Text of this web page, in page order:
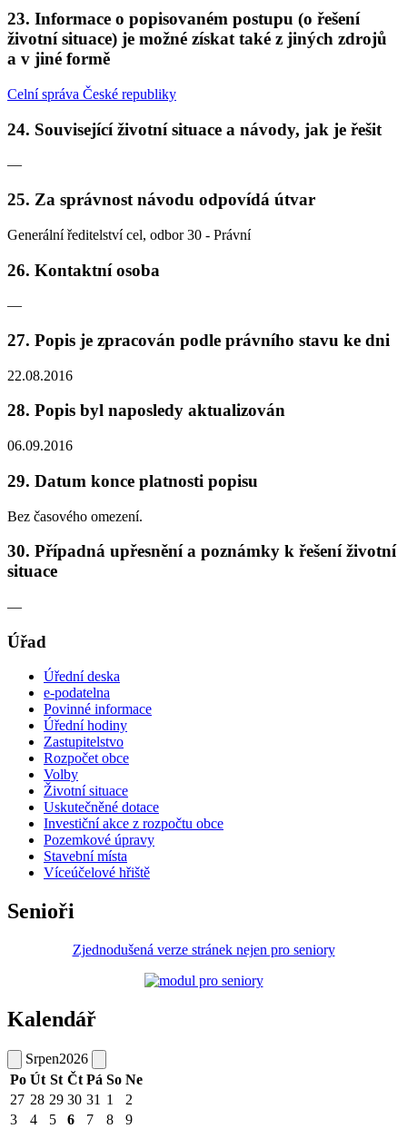
23. Informace o popisovaném postupu (o řešení
životní situace) je možné získat také z jiných zdrojů
a v jiné formě
Celní správa České republiky
24. Související životní situace a návody, jak je řešit
—
25. Za správnost návodu odpovídá útvar
Generální ředitelství cel, odbor 30 - Právní
26. Kontaktní osoba
—
27. Popis je zpracován podle právního stavu ke dni
22.08.2016
28. Popis byl naposledy aktualizován
06.09.2016
29. Datum konce platnosti popisu
Bez časového omezení.
30. Případná upřesnění a poznámky k řešení životní
situace
—
Úřad
Úřední deska
e-podatelna
Povinné informace
Úřední hodiny
Zastupitelstvo
Rozpočet obce
Volby
Životní situace
Uskutečněné dotace
Investiční akce z rozpočtu obce
Pozemkové úpravy
Stavební místa
Víceúčelové hřiště
Senioři
Zjednodušená verze stránek nejen pro seniory
Kalendář
Srpen2026
Po Út St Čt Pá So Ne
27 28 29 30 31 1
2
3
4 5 6 7 8 9